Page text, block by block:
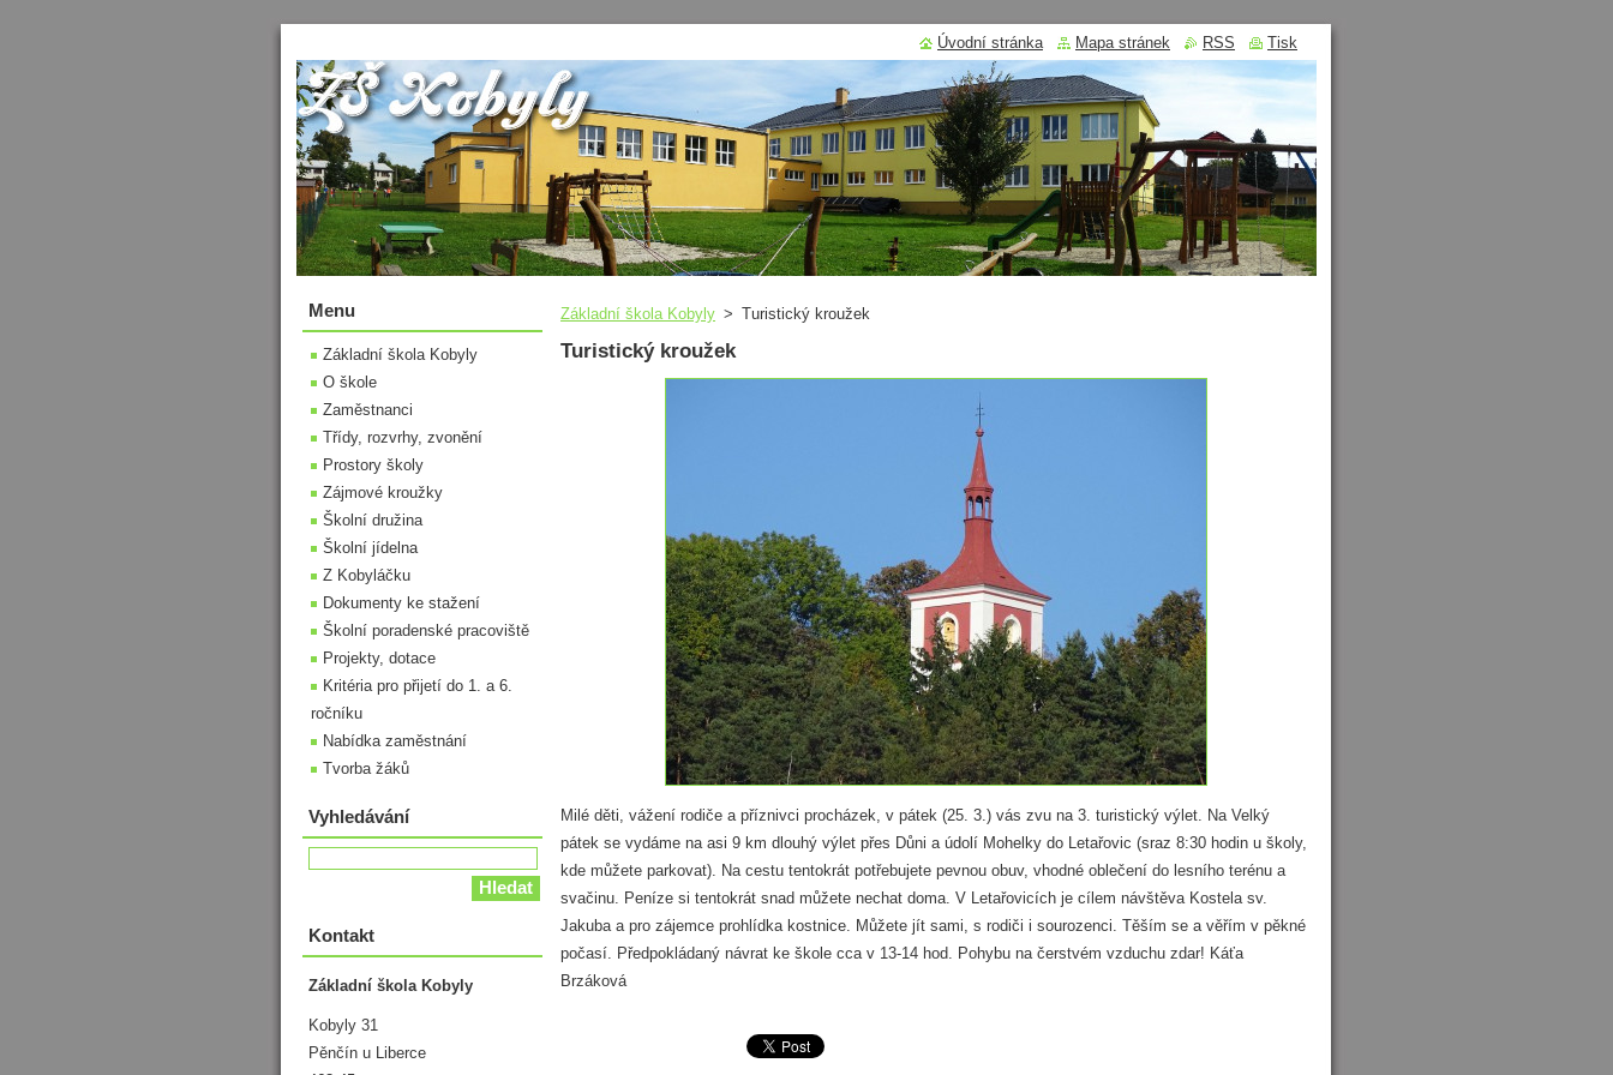
Základní škola Kobyly > Turistický kroužek
Turistický kroužek
Milé děti, vážení rodiče a příznivci procházek, v pátek (25. 3.) vás zvu na 3. turistický výlet. Na Velký
pátek se vydáme na asi 9 km dlouhý výlet přes Důni a údolí Mohelky do Letařovic (sraz 8:30 hodin u školy,
kde můžete parkovat). Na cestu tentokrát potřebujete pevnou obuv, vhodné oblečení do lesního terénu a
svačinu. Peníze si tentokrát snad můžete nechat doma. V Letařovicích je cílem návštěva Kostela sv.
Jakuba a pro zájemce prohlídka kostnice. Můžete jít sami, s rodiči i sourozenci. Těším se a věřím v pěkné
počasí. Předpokládaný návrat ke škole cca v 13-14 hod. Pohybu na čerstvém vzduchu zdar! Káťa
Brzáková
Menu
Základní škola Kobyly
O škole
Zaměstnanci
Třídy, rozvrhy, zvonění
Prostory školy
Zájmové kroužky
Školní družina
Školní jídelna
Z Kobyláčku
Dokumenty ke stažení
Školní poradenské pracoviště
Projekty, dotace
Kritéria pro přijetí do 1. a 6.
ročníku
Nabídka zaměstnání
Tvorba žáků
Vyhledávání
Kontakt
Základní škola Kobyly
Kobyly 31
Pěnčín u Liberce
Úvodní stránka Mapa stránek RSS Tisk